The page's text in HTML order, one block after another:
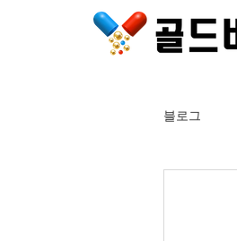
블로그